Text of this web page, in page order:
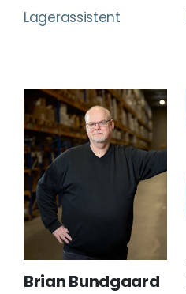
Lagerassistent
Brian Bundgaard